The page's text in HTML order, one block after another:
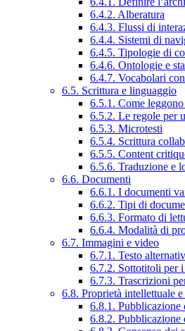
6.4.2. Alberatura
6.4.3. Flussi di
6.4.4. Sistemi di
6.4.5. Tipologie di
6.4.6. Ontologie e
6.4.7. Vocabolari
6.5. Scrittura e linguaggio
6.5.1. Come
6.5.2. Le regole per
6.5.3. Microtesti
6.5.4. Scrittura
6.5.5. Content
6.5.6. Traduzione e
6.6. Documenti
6.6.1. I documenti
6.6.2. Tipi di
6.6.3. Formato di
6.6.4. Modalità di
6.7. Immagini e video
6.7.1. Testo
6.7.2. Sottotitoli per
6.7.3. Trascrizioni
6.8. Proprietà intellettuale
6.8.1.
6.8.2.